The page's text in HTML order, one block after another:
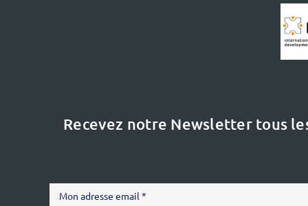
Recevez notre Newsletter tous